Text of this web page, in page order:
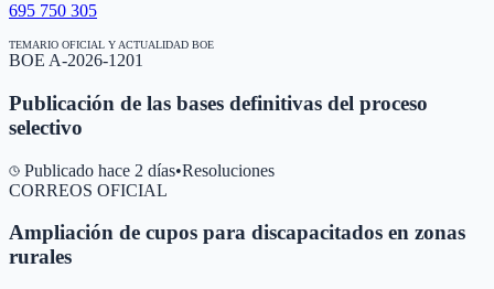
695 750 305
TEMARIO OFICIAL Y ACTUALIDAD BOE
BOE A-2026-1201
Publicación de las bases definitivas del proceso
selectivo
Publicado hace 2 días•Resoluciones
CORREOS OFICIAL
Ampliación de cupos para discapacitados en zonas
rurales